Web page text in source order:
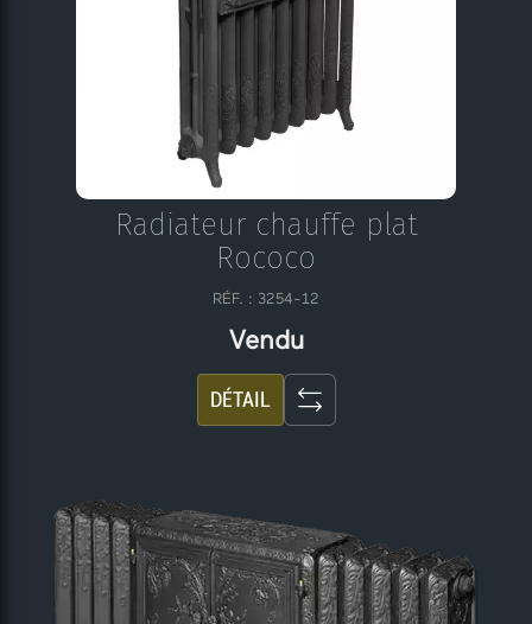
Radiateur chauffe plat
Rococo
RÉF. : 3254-12
Vendu
DÉTAIL